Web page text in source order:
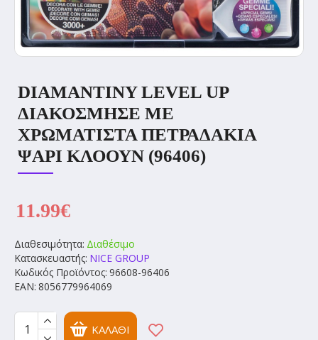
DIAMANTINY LEVEL UP
ΔΙΑΚΟΣΜΗΣΕ ΜΕ
ΧΡΩΜΑΤΙΣΤΑ ΠΕΤΡΑΔΑΚΙΑ
ΨΑΡΙ ΚΛΟΟΥΝ (96406)
Διαθεσιμότητα: Διαθέσιμο
Κατασκευαστής: NICE GROUP
Κωδικός Προϊόντος: 96608-96406
EAN: 8056779964069
11.99€
ΚΑΛΆΘΙ